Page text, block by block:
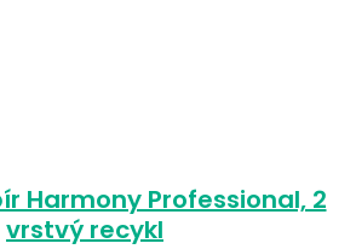
Harmony Professional, 2
vrstvý recykl